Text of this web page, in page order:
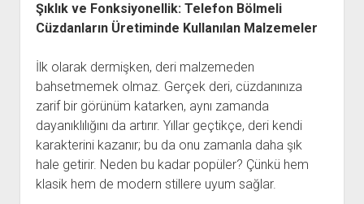
Şıklık ve Fonksiyonellik: Telefon Bölmeli
Cüzdanların Üretiminde Kullanılan Malzemeler
İlk olarak dermişken, deri malzemeden
bahsetmemek olmaz. Gerçek deri, cüzdanınıza
zarif bir görünüm katarken, aynı zamanda
dayanıklılığını da artırır. Yıllar geçtikçe, deri kendi
karakterini kazanır; bu da onu zamanla daha şık
hale getirir. Neden bu kadar popüler? Çünkü hem
klasik hem de modern stillere uyum sağlar.